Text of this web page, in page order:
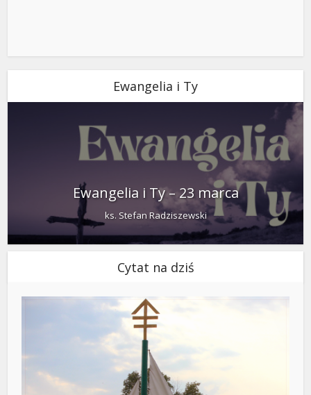
Ewangelia i Ty
Ewangelia i Ty – 23 marca
ks. Stefan Radziszewski
Cytat na dziś